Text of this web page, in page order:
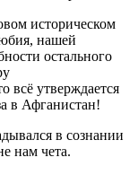
историческом
нашей
остального
всё утверждается
в Афганистан!
в сознании
нам чета.